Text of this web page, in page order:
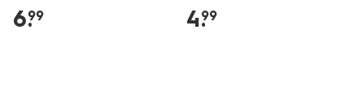
6.
99 4.
99